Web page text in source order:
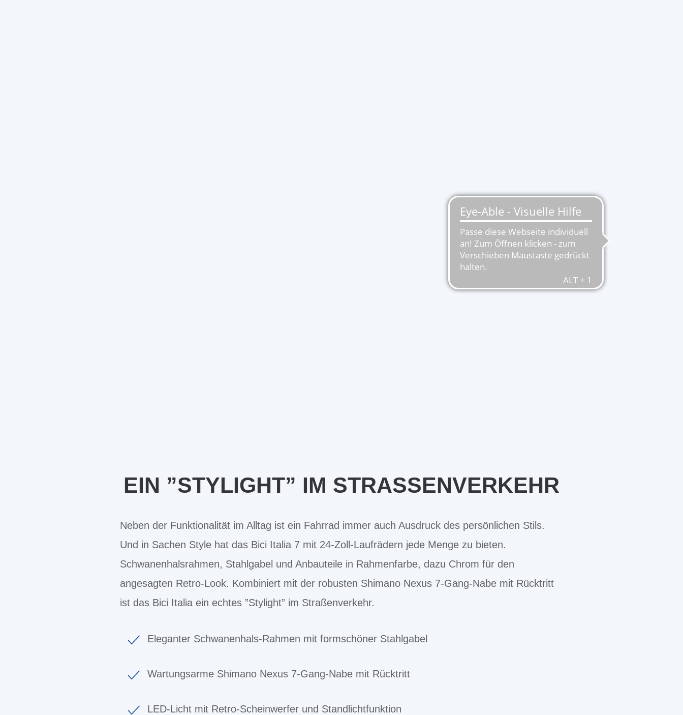
EIN ”STYLIGHT” IM STRASSENVERKEHR
Neben der Funktionalität im Alltag ist ein Fahrrad immer auch Ausdruck des persönlichen Stils.
Und in Sachen Style hat das Bici Italia 7 mit 24-Zoll-Laufrädern jede Menge zu bieten.
Schwanenhalsrahmen, Stahlgabel und Anbauteile in Rahmenfarbe, dazu Chrom für den
angesagten Retro-Look. Kombiniert mit der robusten Shimano Nexus 7-Gang-Nabe mit Rücktritt
ist das Bici Italia ein echtes ”Stylight” im Straßenverkehr.
Eleganter Schwanenhals-Rahmen mit formschöner Stahlgabel
Wartungsarme Shimano Nexus 7-Gang-Nabe mit Rücktritt
LED-Licht mit Retro-Scheinwerfer und Standlichtfunktion